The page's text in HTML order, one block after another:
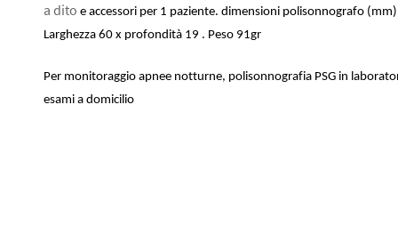
a dito e accessori per 1 paziente. dimensioni polisonnografo
Larghezza 60 x profondità 19 . Peso 91gr
Per monitoraggio apnee notturne, polisonnografia PSG in
esami a domicilio